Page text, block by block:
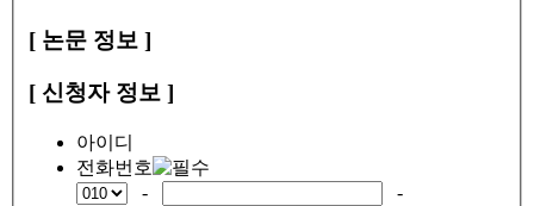
[ 논문 정보 ]
[ 신청자 정보 ]
아이디
전화번호
-
-